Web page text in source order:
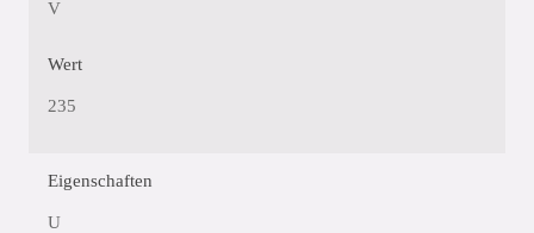
V
Wert
235
Eigenschaften
U